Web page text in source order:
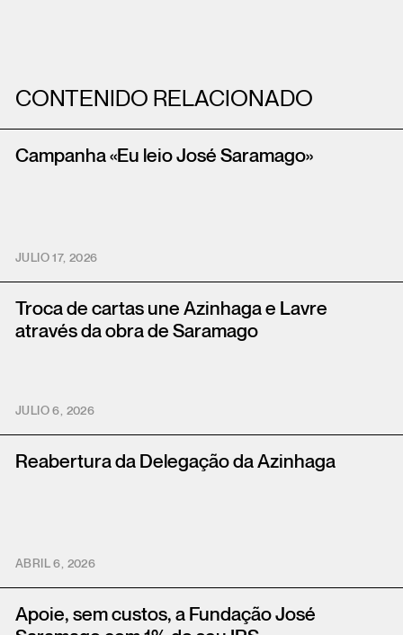
CONTENIDO RELACIONADO
Campanha «Eu leio José Saramago»
JULIO 17, 2026
Troca de cartas une Azinhaga e Lavre
através da obra de Saramago
JULIO 6, 2026
Reabertura da Delegação da Azinhaga
ABRIL 6, 2026
Apoie, sem custos, a Fundação José